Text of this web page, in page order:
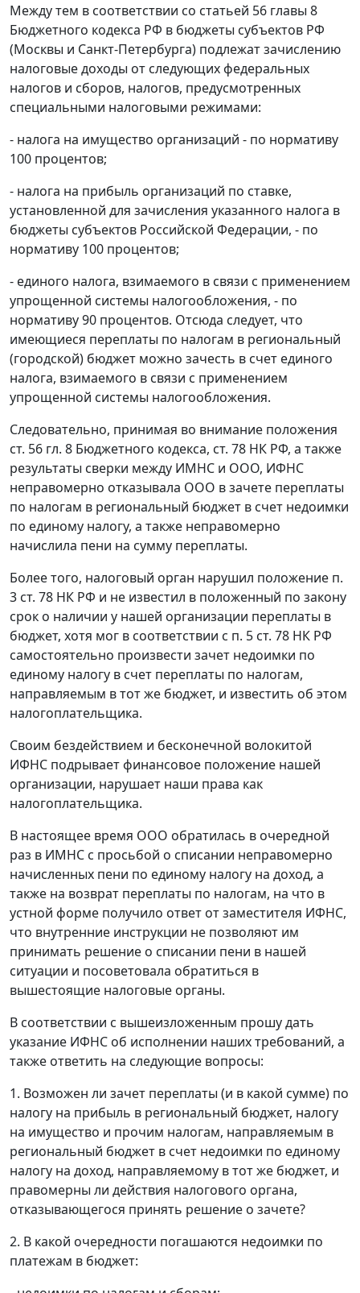
Между тем в соответствии со статьей 56 главы 8
Бюджетного кодекса РФ в бюджеты субъектов РФ
(Москвы и Санкт-Петербурга) подлежат зачислению
налоговые доходы от следующих федеральных
налогов и сборов, налогов, предусмотренных
специальными налоговыми режимами:
- налога на имущество организаций - по нормативу
100 процентов;
- налога на прибыль организаций по ставке,
установленной для зачисления указанного налога в
бюджеты субъектов Российской Федерации, - по
нормативу 100 процентов;
- единого налога, взимаемого в связи с применением
упрощенной системы налогообложения, - по
нормативу 90 процентов. Отсюда следует, что
имеющиеся переплаты по налогам в региональный
(городской) бюджет можно зачесть в счет единого
налога, взимаемого в связи с применением
упрощенной системы налогообложения.
Следовательно, принимая во внимание положения
ст. 56 гл. 8 Бюджетного кодекса, ст. 78 НК РФ, а также
результаты сверки между ИМНС и ООО, ИФНС
неправомерно отказывала ООО в зачете переплаты
по налогам в региональный бюджет в счет недоимки
по единому налогу, а также неправомерно
начислила пени на сумму переплаты.
Более того, налоговый орган нарушил положение п.
3 ст. 78 НК РФ и не известил в положенный по закону
срок о наличии у нашей организации переплаты в
бюджет, хотя мог в соответствии с п. 5 ст. 78 НК РФ
самостоятельно произвести зачет недоимки по
единому налогу в счет переплаты по налогам,
направляемым в тот же бюджет, и известить об этом
налогоплательщика.
Своим бездействием и бесконечной волокитой
ИФНС подрывает финансовое положение нашей
организации, нарушает наши права как
налогоплательщика.
В настоящее время ООО обратилась в очередной
раз в ИМНС с просьбой о списании неправомерно
начисленных пени по единому налогу на доход, а
также на возврат переплаты по налогам, на что в
устной форме получило ответ от заместителя ИФНС,
что внутренние инструкции не позволяют им
принимать решение о списании пени в нашей
ситуации и посоветовала обратиться в
вышестоящие налоговые органы.
В соответствии с вышеизложенным прошу дать
указание ИФНС об исполнении наших требований, а
также ответить на следующие вопросы:
1. Возможен ли зачет переплаты (и в какой сумме) по
налогу на прибыль в региональный бюджет, налогу
на имущество и прочим налогам, направляемым в
региональный бюджет в счет недоимки по единому
налогу на доход, направляемому в тот же бюджет, и
правомерны ли действия налогового органа,
отказывающегося принять решение о зачете?
2. В какой очередности погашаются недоимки по
платежам в бюджет: